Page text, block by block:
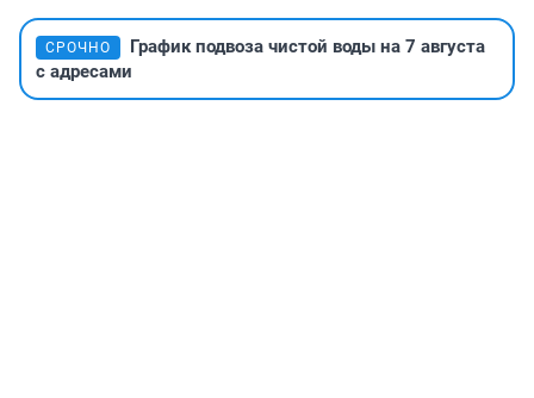
СРОЧНО
График подвоза чистой воды на 7 августа
с адресами